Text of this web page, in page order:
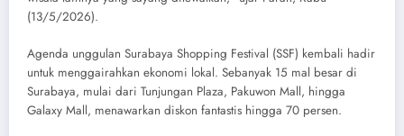
(13/5/2026).
​Agenda unggulan Surabaya Shopping Festival (SSF) kembali hadir
untuk menggairahkan ekonomi lokal. Sebanyak 15 mal besar di
Surabaya, mulai dari Tunjungan Plaza, Pakuwon Mall, hingga
Galaxy Mall, menawarkan diskon fantastis hingga 70 persen.